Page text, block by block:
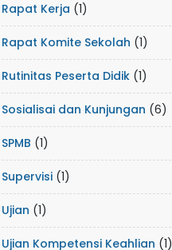
Rapat Kerja (1)
Rapat Komite Sekolah (1)
Rutinitas Peserta Didik (1)
Sosialisai dan Kunjungan (6)
SPMB (1)
Supervisi (1)
Ujian (1)
Ujian Kompetensi Keahlian (1)